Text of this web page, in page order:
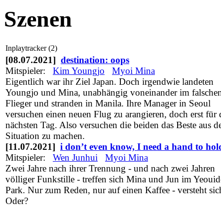
Szenen
Inplaytracker (2)
[08.07.2021] destination: oops
Mitspieler: Kim Youngjo
Myoi Mina
Eigentlich war ihr Ziel Japan. Doch irgendwie landeten
Youngjo und Mina, unabhängig voneinander im
Flieger und stranden in Manila. Ihre Manager in Seoul
versuchen einen neuen Flug zu arangieren, doch erst für
nächsten Tag. Also versuchen die beiden das Beste aus
Situation zu machen.
[11.07.2021] i don’t even know, I need a hand to
Mitspieler: Wen Junhui
Myoi Mina
Zwei Jahre nach ihrer Trennung - und nach zwei Jahren
völliger Funkstille - treffen sich Mina und Jun im
Park. Nur zum Reden, nur auf einen Kaffee - versteht
Oder?